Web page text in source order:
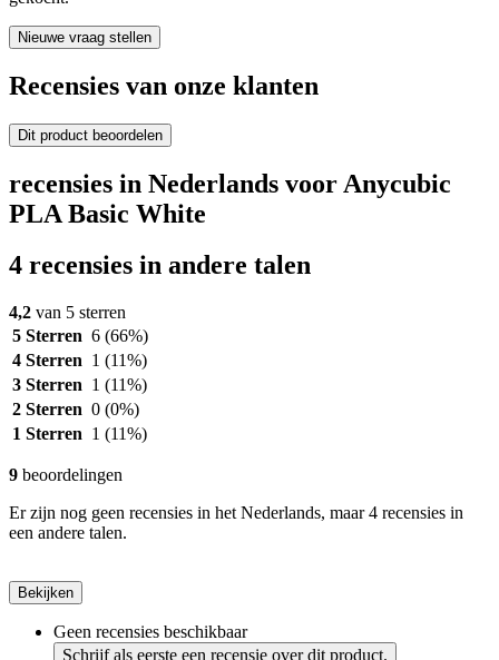
Nieuwe vraag stellen
Recensies van onze klanten
Dit product beoordelen
recensies in Nederlands voor Anycubic
PLA Basic White
4 recensies in andere talen
4,2 van 5 sterren
5 Sterren 6 (66%)
4 Sterren 1 (11%)
3 Sterren 1 (11%)
2 Sterren 0 (0%)
1 Sterren 1 (11%)
9 beoordelingen
Er zijn nog geen recensies in het Nederlands, maar 4 recensies in
een andere talen.
Bekijken
Geen recensies beschikbaar
Schrijf als eerste een recensie over dit product.